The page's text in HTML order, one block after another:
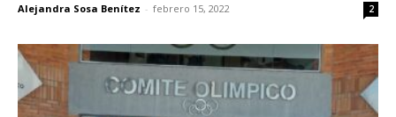
Alejandra Sosa Benítez - febrero 15, 2022 2